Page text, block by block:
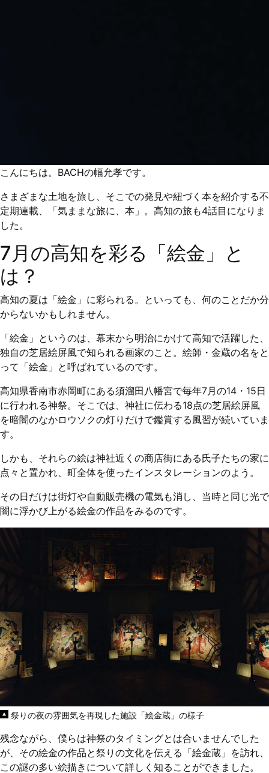
こんにちは。BACHの幅允孝です。
さまざまな土地を旅し、そこでの発見や紐づく本を紹介する不
定期連載、「気ままな旅に、本」。高知の旅も4話目になりま
した。
7月の高知を彩る「絵金」と
は？
高知の夏は「絵金」に彩られる。といっても、何のことだか分
からないかもしれません。
「絵金」というのは、幕末から明治にかけて高知で活躍した、
独自の芝居絵屏風で知られる画家のこと。絵師・金蔵の名をと
って「絵金」と呼ばれているのです。
高知県香南市赤岡町にある須溜田八幡宮で毎年7月の14・15日
に行われる神祭。そこでは、神社に伝わる18点の芝居絵屏風
を暗闇のなかロウソクの灯りだけで鑑賞する風習が続いていま
す。
しかも、それらの絵は神社近くの商店街にある氏子たちの家に
点々と置かれ、町全体を使ったインスタレーションのよう。
その日だけは街灯や自動販売機の電気も消し、当時と同じ光で
闇に浮かび上がる絵金の作品をみるのです。
祭りの夜の雰囲気を再現した施設「絵金蔵」の様子
残念ながら、僕らは神祭のタイミングとは合いませんでした
が、その絵金の作品と祭りの文化を伝える「絵金蔵」を訪れ、
この謎の多い絵描きについて詳しく知ることができました。